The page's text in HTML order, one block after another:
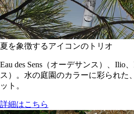
夏を象徴するアイコンのトリオ
Eau des Sens（オーデサンス）、Ilio
ス）。水の庭園のカラーに彩られた
ット。
詳細はこちら